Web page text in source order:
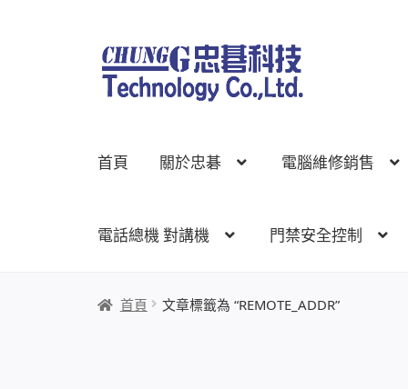
跳
至
導
跳
至
主
容
首頁 關於忠碁 電腦維修銷售
電話總機 對講機 門禁安全控制
首頁關於忠碁電腦維修銷售網路規劃架設
首頁 文章標籤為 “REMOTE_ADDR”